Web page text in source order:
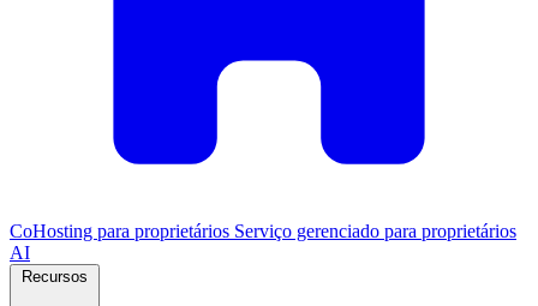
CoHosting para proprietários Serviço gerenciado para proprietários
AI